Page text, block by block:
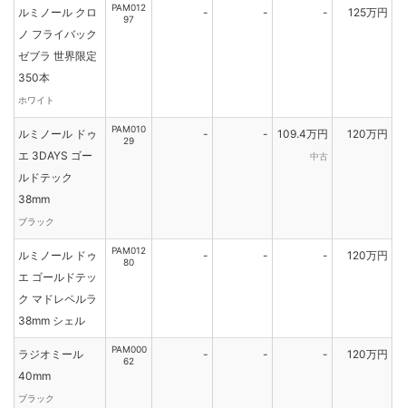
ルミノール クロ
ノ フライバック
ゼブラ 世界限定
350本
ホワイト
PAM012
97
- - - 125万円
ルミノール ドゥ
エ 3DAYS ゴー
ルドテック
38mm
ブラック
PAM010
29
- - 109.4万円
中古
120万円
ルミノール ドゥ
エ ゴールドテッ
ク マドレペルラ
38mm シェル
PAM012
80
- - - 120万円
ラジオミール
40mm
ブラック
PAM000
62
- - - 120万円